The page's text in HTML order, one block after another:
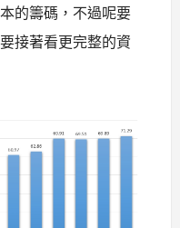
的籌碼，不過呢要
接著看更完整的資